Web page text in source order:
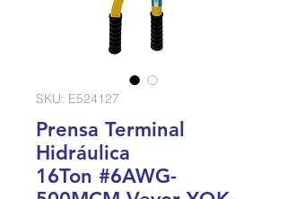
SKU: E524127
Prensa Terminal
Hidráulica
16Ton #6AWG-